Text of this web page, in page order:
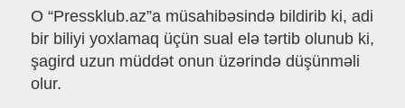
O “Pressklub.az”a müsahibəsində bildirib ki, adi
bir biliyi yoxlamaq üçün sual elə tərtib olunub ki,
şagird uzun müddət onun üzərində düşünməli
olur.